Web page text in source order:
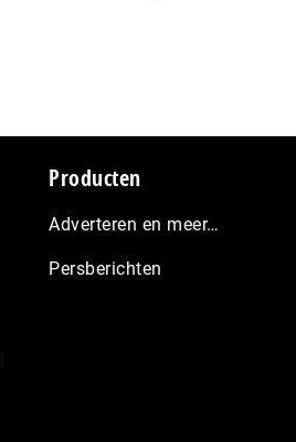
Producten
Adverteren en meer…
Persberichten